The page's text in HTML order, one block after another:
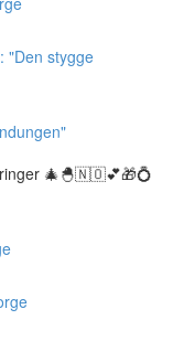
"Den stygge
🎄🐣🇳🇴💕🎁💍